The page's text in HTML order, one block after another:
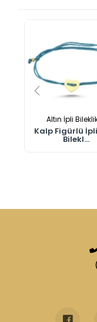
Altın İpli
Kalp Figürlü
Bilekl...